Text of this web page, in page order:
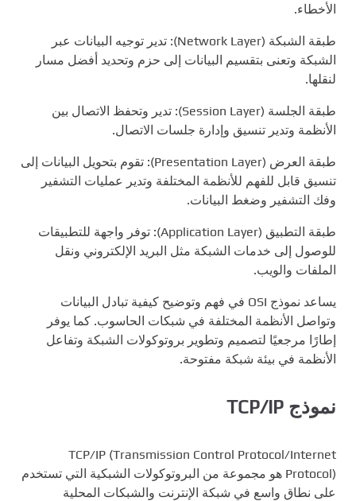
الأخطاء.
طبقة الشبكة (Network Layer): تدير توجيه البيانات عبر
الشبكة وتعنى بتقسيم البيانات إلى حزم وتحديد أفضل مسار
لنقلها.
طبقة الجلسة (Session Layer): تدير وتحفظ الاتصال بين
الأنظمة وتدير تنسيق وإدارة جلسات الاتصال.
طبقة العرض (Presentation Layer): تقوم بتحويل البيانات إلى
تنسيق قابل للفهم للأنظمة المختلفة وتدير عمليات التشفير
وفك التشفير وضغط البيانات.
طبقة التطبيق (Application Layer): توفر واجهة للتطبيقات
للوصول إلى خدمات الشبكة مثل البريد الإلكتروني ونقل
الملفات والويب.
يساعد نموذج OSI في فهم وتوضيح كيفية تبادل البيانات
وتواصل الأنظمة المختلفة في شبكات الحاسوب. كما يوفر
إطارًا مرجعيًا لتصميم وتطوير بروتوكولات الشبكة وتفاعل
الأنظمة في بيئة شبكة مفتوحة.
نموذج TCP/IP
TCP/IP (Transmission Control Protocol/Internet
Protocol) هو مجموعة من البروتوكولات الشبكية التي تستخدم
على نطاق واسع في شبكة الإنترنت والشبكات المحلية